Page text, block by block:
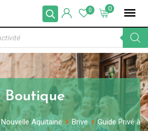
0
0
Boutique
Nouvelle Aquitaine Brive
Guide Privé à